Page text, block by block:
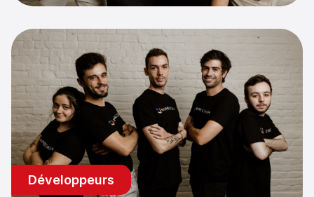
Développeurs